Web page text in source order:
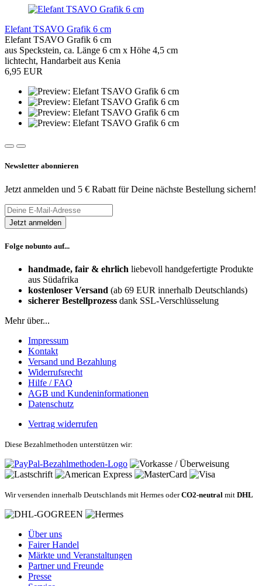
Elefant TSAVO Grafik 6 cm
Elefant TSAVO Grafik 6 cm
aus Speckstein, ca. Länge 6 cm x Höhe 4,5 cm
lichtecht, Handarbeit aus Kenia
6,95 EUR
Newsletter abonnieren
Jetzt anmelden und 5 € Rabatt für Deine nächste Bestellung sichern!
Folge nobunto auf...
handmade, fair & ehrlich liebevoll handgefertigte Produkte
aus Südafrika
kostenloser Versand (ab 69 EUR innerhalb Deutschlands)
sicherer Bestellprozess dank SSL-Verschlüsselung
Mehr über...
Impressum
Kontakt
Versand und Bezahlung
Widerrufsrecht
Hilfe / FAQ
AGB und Kundeninformationen
Datenschutz
Vertrag widerrufen
Diese Bezahlmethoden unterstützen wir:
Wir versenden innerhalb Deutschlands mit Hermes oderCO2-neutral mit DHL
Über uns
Fairer Handel
Märkte und Veranstaltungen
Partner und Freunde
Presse